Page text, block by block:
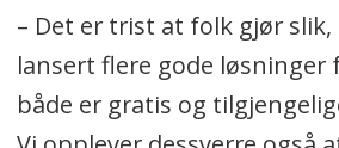
– Det er trist at folk gjør
lansert flere gode løsninger
både er gratis og